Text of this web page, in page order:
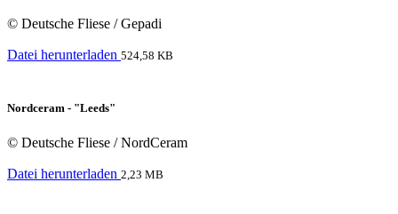
© Deutsche Fliese / Gepadi
Datei herunterladen 524,58 KB
Nordceram - "Leeds"
© Deutsche Fliese / NordCeram
Datei herunterladen 2,23 MB